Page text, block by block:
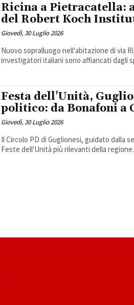
Ricina a Pietracatella:
del Robert Koch
Giovedì, 30 Luglio 2026
Nuovo sopralluogo nell'abitazione di via
investigatori italiani sono affiancati dagli
Festa dell'Unità,
politico: da Bonafoni a
Giovedì, 30 Luglio 2026
Il Circolo PD di Guglionesi, guidato dalla
Feste dell'Unità più rilevanti della